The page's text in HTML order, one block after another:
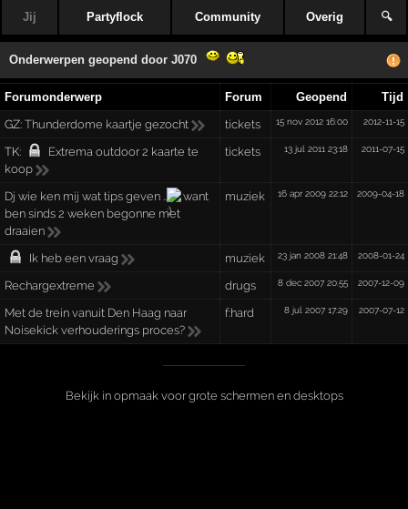
Jij Partyflock Community Overig 🔍
Onderwerpen geopend doorJ070
Forumonderwerp Forum Geopend
Tijd
GZ:Thunderdome kaartje gezocht tickets 15 nov 2012 16:00 2012-11-15
TK:
Extrema outdoor 2 kaarte te
koop
tickets 13 jul 2011 23:18 2011-07-15
Dj wie ken mij wat tips geven ..
want
ben sinds 2 weken begonne met
draaien
muziek 16 apr 2009 22:12 2009-04-18
Ik heb een vraag muziek 23 jan 2008 21:48 2008-01-24
Rechargextreme drugs 8 dec 2007 20:55 2007-12-09
Met de trein vanuit Den Haag naar
Noisekick verhouderings proces?
f:hard 8 jul 2007 17:29 2007-07-12
Bekijk in opmaak voor grote schermen en desktops